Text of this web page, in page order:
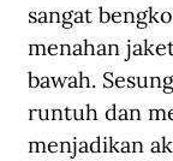
sangat
menahan
bawah.
runtuh dan
menjadikan